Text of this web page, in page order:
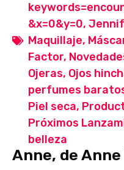
&x=0&y=0,
Maquillaje,
Factor,
Ojeras, Ojos
perfumes
Piel seca,
Próximos
belleza
Anne, de